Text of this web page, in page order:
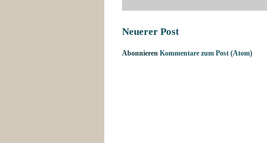
Neuerer Post
Abonnieren Kommentare zum Post (Atom)